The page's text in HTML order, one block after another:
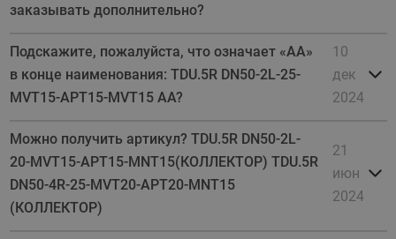
заказывать дополнительно?
Подскажите, пожалуйста, что означает «AA»
в конце наименования: TDU.5R DN50-2L-25-
MVT15-APT15-MVT15 AA?
10
дек
2024
Можно получить артикул? TDU.5R DN50-2L-
20-MVT15-APT15-MNT15(КОЛЛЕКТОР) TDU.5R
DN50-4R-25-MVT20-APT20-MNT15
(КОЛЛЕКТОР)
21
июн
2024